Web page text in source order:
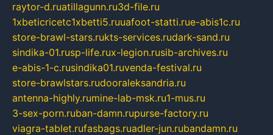
raytor-d.ruatillagunn.ru3d-file.ru
1xbeticricetc1xbetti5.ruuafoot-statti.rue-abis1c.ru
store-brawl-stars.rukts-services.rudark-sand.ru
sindika-01.rusp-life.rux-legion.rusib-archives.ru
e-abis-1-c.rusindika01.ruvenda-festival.ru
store-brawlstars.rudooraleksandria.ru
antenna-highly.rumine-lab-msk.ru1-mus.ru
3-sex-porn.ruban-damn.rupurse-factory.ru
viagra-tablet.rufasbags.ruadler-jun.rubandamn.ru